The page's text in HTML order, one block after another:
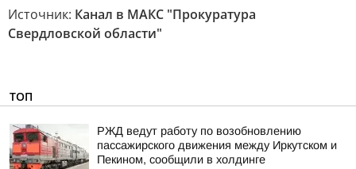
Источник: Канал в МАКС "Прокуратура
Свердловской области"
ТОП
РЖД ведут работу по возобновлению
пассажирского движения между Иркутском и
Пекином, сообщили в холдинге